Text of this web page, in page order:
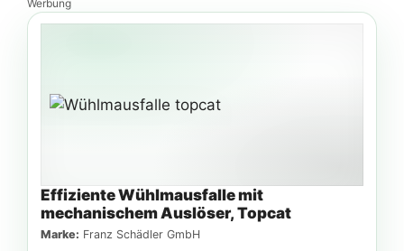
Werbung
Effiziente Wühlmausfalle mit
mechanischem Auslöser, Topcat
Marke: Franz Schädler GmbH